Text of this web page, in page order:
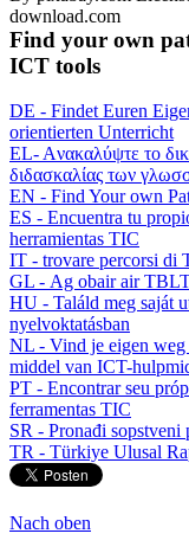
download.com
Find your own
ICT tools
DE - Findet Euren
orientierten Unterricht
EL- Aνακαλύψτε το
διδασκαλίας των
EN - Find Your own
ES - Encuentra tu
herramientas TIC
IT - trovare percorsi di
GL - Ag obair air
HU - Találd meg saját
nyelvoktatásban
NL - Vind je eigen
middel van ICT-
PT - Encontrar seu
ferramentas TIC
SR - Pronađi
TR - Türkiye Ulusal
Nach oben